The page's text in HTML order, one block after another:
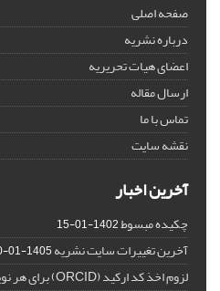
صفحه اصلی
درباره نشریه
اعضای هیات تحریریه
ارسال مقاله
تماس با ما
نقشه سایت
آخرین اخبار
چکیده مبسوط1402-01-15
آخرین تغییرات سایت نشریه1405-01-20
لزوم اخذ کد ارکید (ORCID) برای هر نویسنده